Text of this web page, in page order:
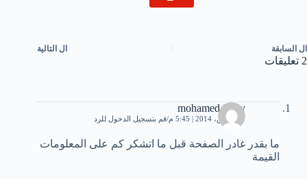
ال السابقة ال التالية
2 تعليقات
mohamed joury
11 مارس، 2014 | 5:45 م قم بتسجيل الدخول للرد
ما بقدر غادر الصفحة قبل ما اتشكر كم على المعلومات
القيمة